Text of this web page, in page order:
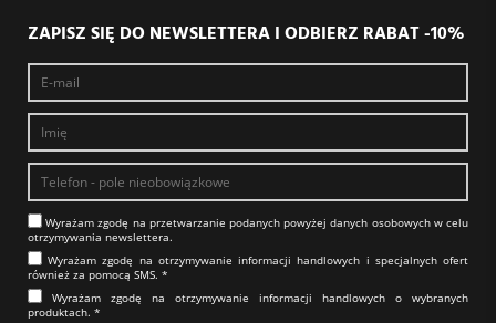
ZAPISZ SIĘ DO NEWSLETTERA I ODBIERZ RABAT -10%
Wyrażam zgodę na prze­twa­rza­nie po­da­nych powyżej danych osobowych w celu
otrzy­my­wa­nia new­slet­tera.​​​​​​​
Wyrażam zgodę na otrzy­my­wa­nie in­for­ma­cji han­dlo­wych i specjalnych ofert
również za pomocą SMS.​​​​​​​ *
Wyrażam zgodę na otrzy­my­wa­nie in­for­ma­cji han­dlo­wych o wybranych
produktach.​​​​​​​ *